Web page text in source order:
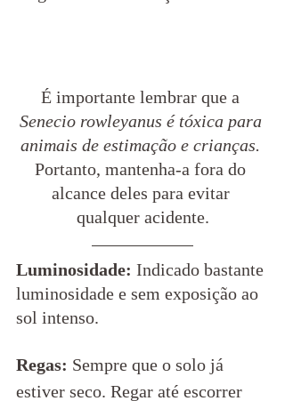
É importante lembrar que a
Senecio rowleyanus é tóxica para
animais de estimação e crianças.
Portanto, mantenha-a fora do
alcance deles para evitar
qualquer acidente.
Luminosidade: Indicado bastante
luminosidade e sem exposição ao
sol intenso.
Regas: Sempre que o solo já
estiver seco. Regar até escorrer